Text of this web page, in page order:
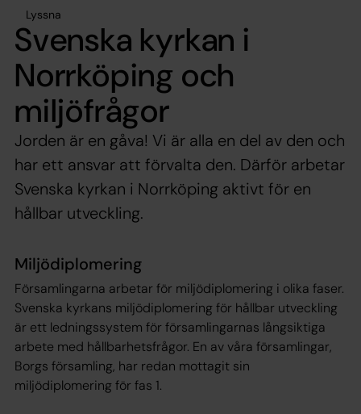
Lyssna
Svenska kyrkan i
Norrköping och
miljöfrågor
Jorden är en gåva! Vi är alla en del av den och
har ett ansvar att förvalta den. Därför arbetar
Svenska kyrkan i Norrköping aktivt för en
hållbar utveckling.
Miljödiplomering
Församlingarna arbetar för miljödiplomering i olika faser.
Svenska kyrkans miljödiplomering för hållbar utveckling
är ett ledningssystem för församlingarnas långsiktiga
arbete med hållbarhetsfrågor. En av våra församlingar,
Borgs församling, har redan mottagit sin
miljödiplomering för fas 1.